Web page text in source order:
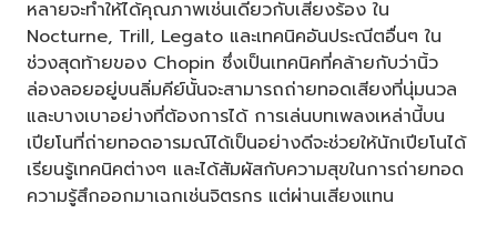
หลายจะทำให้ได้คุณภาพเช่นเดียวกับเสียงร้อง ใน
Nocturne, Trill, Legato และเทคนิคอันประณีตอื่นๆ ใน
ช่วงสุดท้ายของ Chopin ซึ่งเป็นเทคนิคที่คล้ายกับว่านิ้ว
ล่องลอยอยู่บนลิ่มคีย์นั้นจะสามารถถ่ายทอดเสียงที่นุ่มนวล
และบางเบาอย่างที่ต้องการได้ การเล่นบทเพลงเหล่านี้บน
เปียโนที่ถ่ายทอดอารมณ์ได้เป็นอย่างดีจะช่วยให้นักเปียโนได้
เรียนรู้เทคนิคต่างๆ และได้สัมผัสกับความสุขในการถ่ายทอด
ความรู้สึกออกมาเฉกเช่นจิตรกร แต่ผ่านเสียงแทน